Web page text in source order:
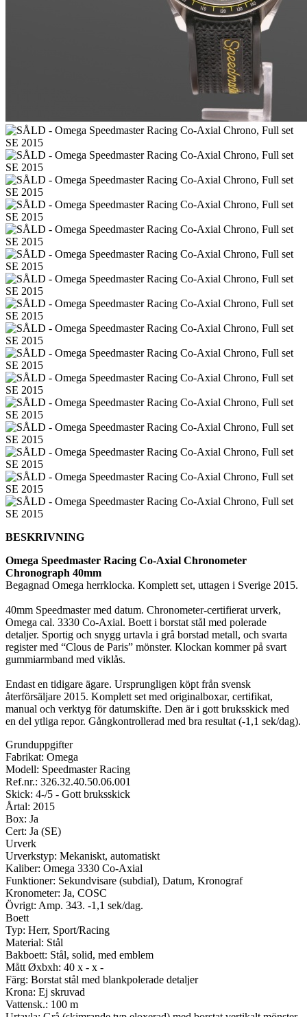
BESKRIVNING
Omega Speedmaster Racing Co-Axial Chronometer
Chronograph 40mm
Begagnad Omega herrklocka. Komplett set, uttagen i Sverige 2015.
40mm Speedmaster med datum. Chronometer-certifierat urverk,
Omega cal. 3330 Co-Axial. Boett i borstat stål med polerade
detaljer. Sportig och snygg urtavla i grå borstad metall, och svarta
register med “Clous de Paris” mönster. Klockan kommer på svart
gummiarmband med viklås.
Endast en tidigare ägare. Ursprungligen köpt från svensk
återförsäljare 2015. Komplett set med originalboxar, certifikat,
manual och verktyg för datumskifte. Den är i gott bruksskick med
en del ytliga repor. Gångkontrollerad med bra resultat (-1,1 sek/dag).
Grunduppgifter
Fabrikat: Omega
Modell: Speedmaster Racing
Ref.nr.: 326.32.40.50.06.001
Skick: 4-/5 - Gott bruksskick
Årtal: 2015
Box: Ja
Cert: Ja (SE)
Urverk
Urverkstyp: Mekaniskt, automatiskt
Kaliber: Omega 3330 Co-Axial
Funktioner: Sekundvisare (subdial), Datum, Kronograf
Kronometer: Ja, COSC
Övrigt: Amp. 343. -1,1 sek/dag.
Boett
Typ: Herr, Sport/Racing
Material: Stål
Bakboett: Stål, solid, med emblem
Mått Øxbxh: 40 x - x -
Färg: Borstat stål med blankpolerade detaljer
Krona: Ej skruvad
Vattensk.: 100 m